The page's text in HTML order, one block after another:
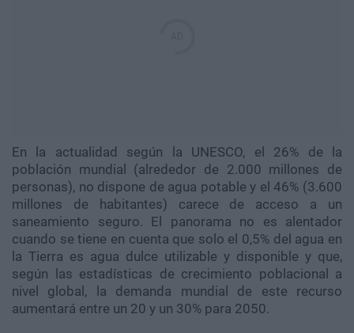
En la actualidad según la UNESCO, el 26% de la
población mundial (alrededor de 2.000 millones de
personas), no dispone de agua potable y el 46% (3.600
millones de habitantes) carece de acceso a un
saneamiento seguro. El panorama no es alentador
cuando se tiene en cuenta que solo el 0,5% del agua en
la Tierra es agua dulce utilizable y disponible y que,
según las estadísticas de crecimiento poblacional a
nivel global, la demanda mundial de este recurso
aumentará entre un 20 y un 30% para 2050.